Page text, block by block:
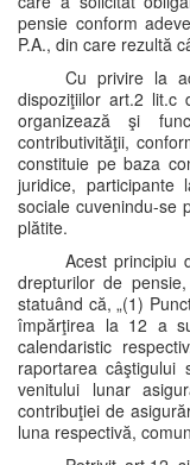
pensie conform
P.A., din care rezultă
Cu privire la
dispoziţiilor art.2 lit.c
organizează şi
contributivităţii,
constituie pe baza
juridice, participante
sociale cuvenindu-se
plătite.
Acest principiu
drepturilor de
statuând că, „(1)
împărţirea la 12 a
calendaristic
raportarea
venitului lunar
contribuţiei de
luna respectivă,